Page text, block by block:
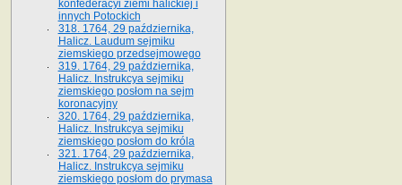
konfederacyi ziemi halickiej i
innych Potockich
318. 1764, 29 października,
Halicz. Laudum sejmiku
ziemskiego przedsejmowego
319. 1764, 29 października,
Halicz. Instrukcya sejmiku
ziemskiego posłom na sejm
koronacyjny
320. 1764, 29 października,
Halicz. Instrukcya sejmiku
ziemskiego posłom do króla
321. 1764, 29 października,
Halicz. Instrukcya sejmiku
ziemskiego posłom do prymasa